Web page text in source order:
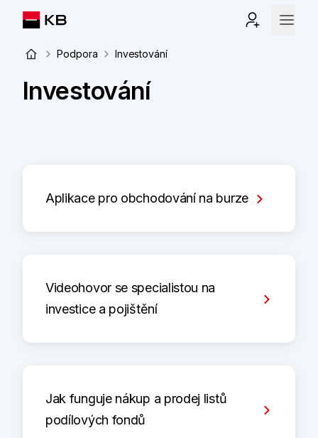
Podpora Investování
Investování
Aplikace pro obchodování na burze
Videohovor se specialistou na
investice a pojištění
Jak funguje nákup a prodej listů
podílových fondů